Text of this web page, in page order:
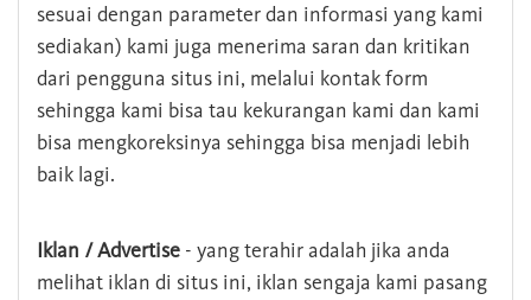
sesuai dengan parameter dan informasi yang kami
sediakan) kami juga menerima saran dan kritikan
dari pengguna situs ini, melalui kontak form
sehingga kami bisa tau kekurangan kami dan kami
bisa mengkoreksinya sehingga bisa menjadi lebih
baik lagi.
Iklan / Advertise - yang terahir adalah jika anda
melihat iklan di situs ini, iklan sengaja kami pasang